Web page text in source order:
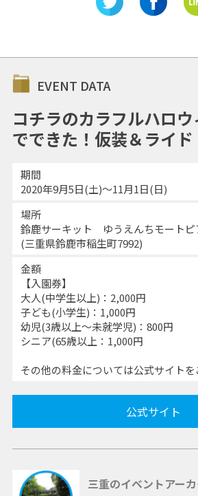
EVENT DATA
コチラのカラフルハロ
でできた！仮装＆ライド
期間
2020年9月5日(土)～11月1日(日)
場所
鈴鹿サーキット ゆうえんちモートピ
(三重県鈴鹿市稲生町7992)
金額
【入園券】
大人(中学生以上)：2,000円
子ども(小学生)：1,000円
幼児(3歳以上～未就学児)：800円
シニア(65歳以上：1,000円
その他の料金については公式サイトを
公式サイト
三重のイベントアー